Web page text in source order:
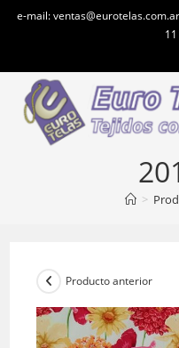
e-mail:
>
Producto anterior